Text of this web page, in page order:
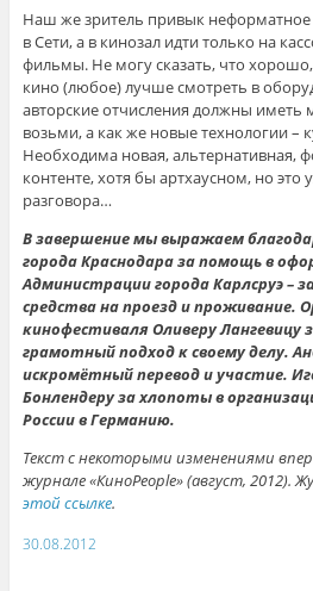
Наш же зритель привык неформатное
в Сети, а в кинозал идти только на
фильмы. Не могу сказать, что
кино (любое) лучше смотреть в
авторские отчисления должны иметь
возьми, а как же новые технологии –
Необходима новая, альтернативная,
контенте, хотя бы артхаусном, но это
разговора…
В завершение мы выражаем
города Краснодара за помощь в
Администрации города Карлсруэ –
средства на проезд и проживание.
кинофестиваля Оливеру Лангевицу
грамотный подход к своему делу.
искромётный перевод и участие.
Бонлендеру за хлопоты в
России в Германию.
Текст с некоторыми изменениями
журнале «КиноPeople» (август, 2012).
этой ссылке.
30.08.2012